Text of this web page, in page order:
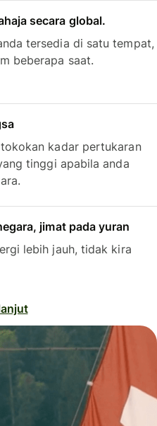
secara global.
tersedia di satu tempat,
beberapa saat.
kadar pertukaran
tinggi apabila anda
jimat pada yuran
lebih jauh, tidak kira